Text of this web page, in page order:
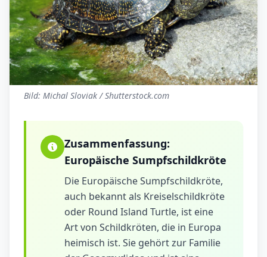
Bild: Michal Sloviak / Shutterstock.com
Zusammenfassung:
Europäische Sumpfschildkröte
Die Europäische Sumpfschildkröte,
auch bekannt als Kreiselschildkröte
oder Round Island Turtle, ist eine
Art von Schildkröten, die in Europa
heimisch ist. Sie gehört zur Familie